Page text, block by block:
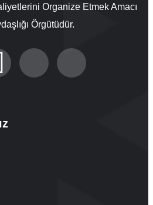
Organize Etmek Amacı
Örgütüdür.